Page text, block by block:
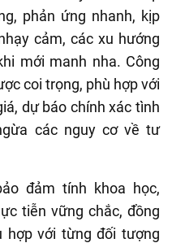
phản ứng nhanh, kịp
cảm, các xu hướng
mới manh nha. Công
coi trọng, phù hợp với
dự báo chính xác tình
các nguy cơ về tư
đảm tính khoa học,
tiễn vững chắc, đồng
hợp với từng đối tượng